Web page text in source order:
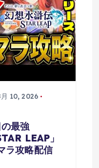
10, 2026
の最強
LEAP」
ラ攻略配信